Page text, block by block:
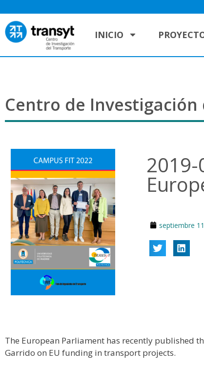
INICIO
Centro de
septiembre
The European Parliament has recently published
Garrido on EU funding in transport projects.